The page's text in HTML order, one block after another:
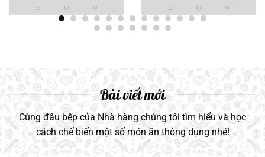
Bài viết mới
Cùng đầu bếp của Nhà hàng chúng tôi tìm hiểu và học
cách chế biến một số món ăn thông dụng nhé!